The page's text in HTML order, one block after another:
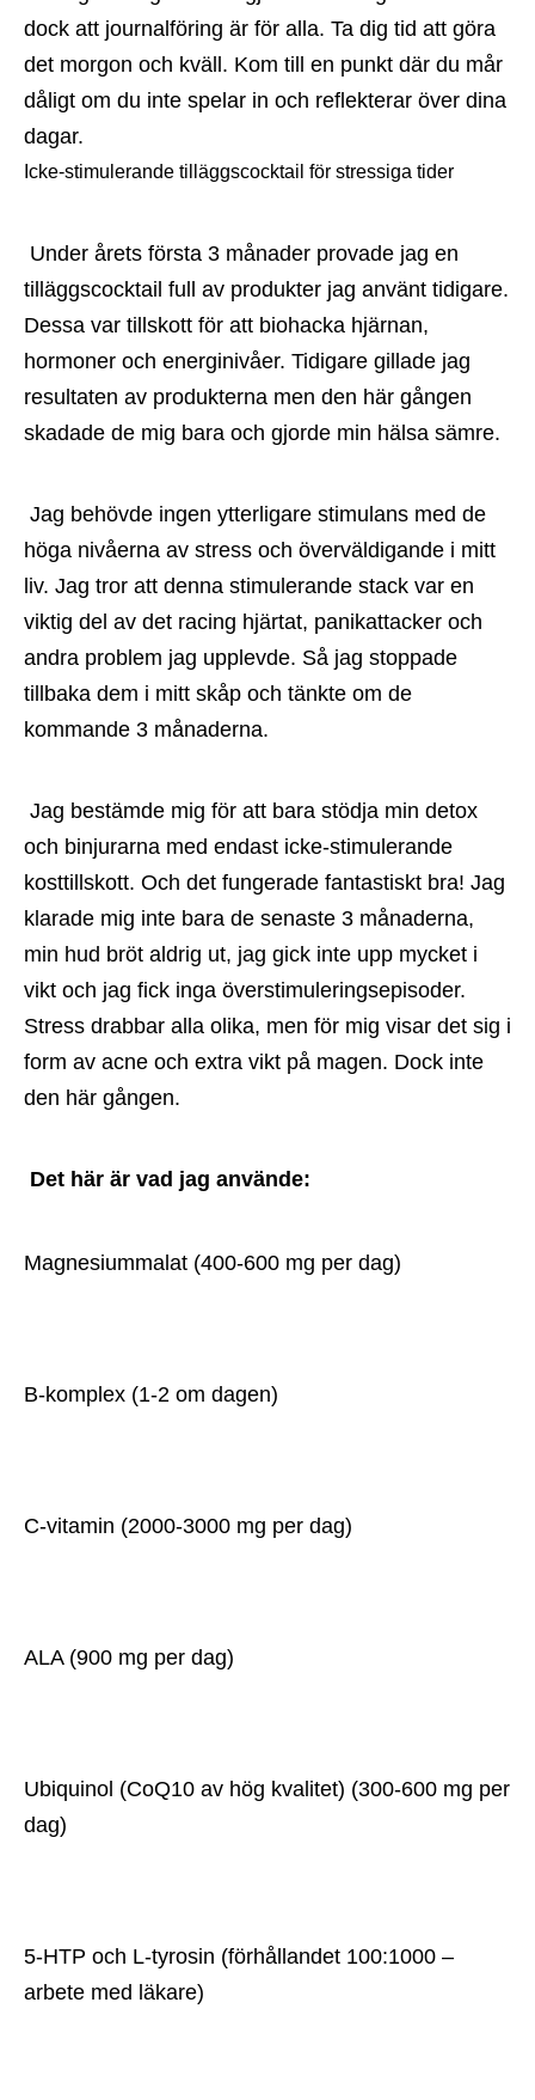
dock att journalföring är för alla. Ta dig tid att göra
det morgon och kväll. Kom till en punkt där du mår
dåligt om du inte spelar in och reflekterar över dina
dagar.
Icke-stimulerande tilläggscocktail för stressiga tider
tilläggscocktail full av produkter jag använt tidigare.
Dessa var tillskott för att biohacka hjärnan,
hormoner och energinivåer. Tidigare gillade jag
resultaten av produkterna men den här gången
skadade de mig bara och gjorde min hälsa sämre.
höga nivåerna av stress och överväldigande i mitt
liv. Jag tror att denna stimulerande stack var en
viktig del av det racing hjärtat, panikattacker och
andra problem jag upplevde. Så jag stoppade
tillbaka dem i mitt skåp och tänkte om de
kommande 3 månaderna.
och binjurarna med endast icke-stimulerande
kosttillskott. Och det fungerade fantastiskt bra! Jag
klarade mig inte bara de senaste 3 månaderna,
min hud bröt aldrig ut, jag gick inte upp mycket i
vikt och jag fick inga överstimuleringsepisoder.
Stress drabbar alla olika, men för mig visar det sig i
form av acne och extra vikt på magen. Dock inte
den här gången.
Det här är vad jag använde:
Magnesiummalat (400-600 mg per dag)
B-komplex (1-2 om dagen)
C-vitamin (2000-3000 mg per dag)
ALA (900 mg per dag)
Ubiquinol (CoQ10 av hög kvalitet) (300-600 mg per
dag)
5-HTP och L-tyrosin (förhållandet 100:1000 –
arbete med läkare)